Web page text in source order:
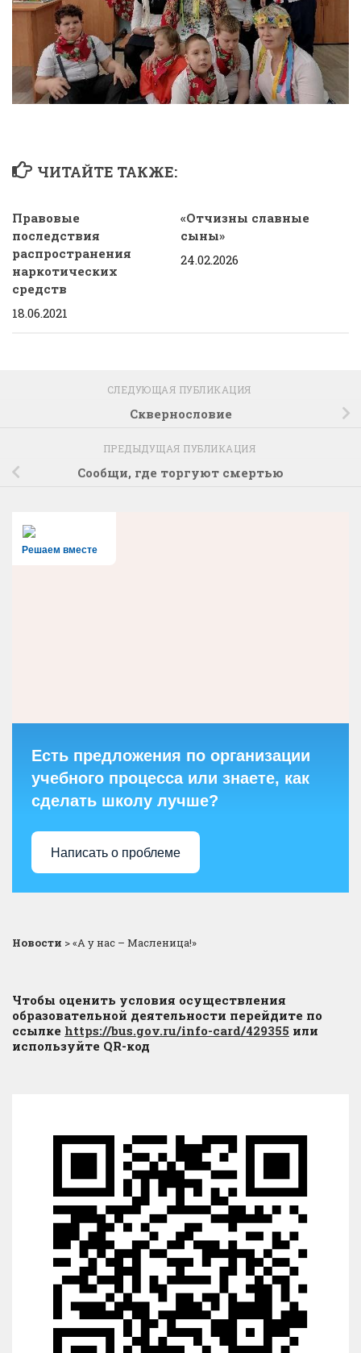
ЧИТАЙТЕ ТАКЖЕ:
Правовые
последствия
распространения
наркотических
средств
18.06.2021
«Отчизны славные
сыны»
24.02.2026
СЛЕДУЮЩАЯ ПУБЛИКАЦИЯ
Сквернословие
ПРЕДЫДУЩАЯ ПУБЛИКАЦИЯ
Сообщи, где торгуют смертью
Решаем вместе
Есть предложения по организации
учебного процесса или знаете, как
сделать школу лучше?
Написать о проблеме
Новости >«А у нас – Масленица!»
Чтобы оценить условия осуществления
образовательной деятельности перейдите по
ссылке https://bus.gov.ru/info-card/429355 или
используйте QR-код